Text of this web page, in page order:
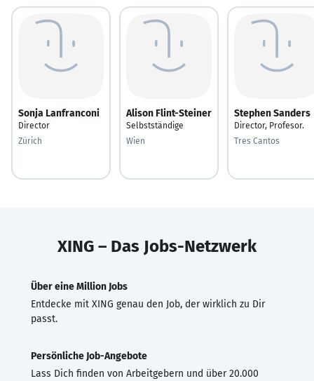
Sonja Lanfranconi
Director
Zürich
Alison Flint-Steiner
Selbstständige
Wien
Stephen Sanders
Director, Profesor.
Tres Cantos
XING – Das Jobs-Netzwerk
Über eine Million Jobs
Entdecke mit XING genau den Job, der wirklich zu Dir
passt.
Persönliche Job-Angebote
Lass Dich finden von Arbeitgebern und über 20.000